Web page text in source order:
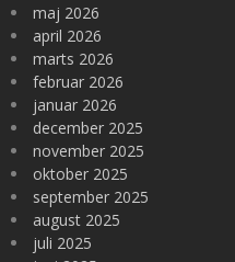
maj 2026
april 2026
marts 2026
februar 2026
januar 2026
december 2025
november 2025
oktober 2025
september 2025
august 2025
juli 2025